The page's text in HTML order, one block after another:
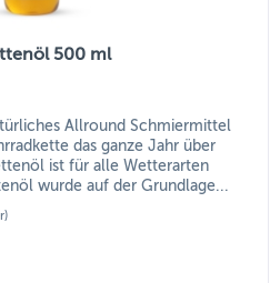
500 ml
Allround Schmiermittel
das ganze Jahr über
ist für alle Wetterarten
wurde auf der Grundlage...